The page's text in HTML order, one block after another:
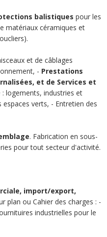
balistiques pour les
matériaux céramiques et
et de câblages
- Prestations
et de Services et
: logements, industries et
verts, - Entretien des
. Fabrication en sous-
pour tout secteur d'activité.
import/export,
plan ou Cahier des charges : -
industrielles pour le